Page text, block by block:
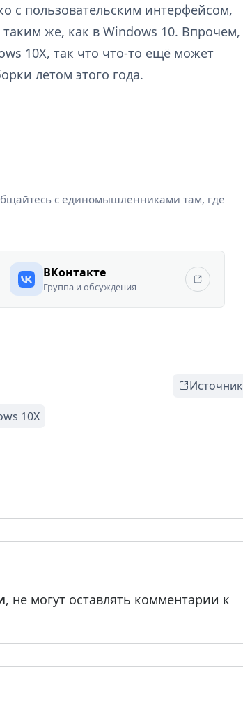
с пользовательским интерфейсом,
таким же, как в Windows 10. Впрочем,
10X, так что что-то ещё может
летом этого года.
с единомышленниками там, где
ВКонтакте
Группа и обсуждения
Источник
, не могут оставлять комментарии к